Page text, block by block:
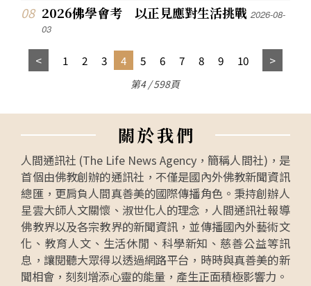
2026佛學會考 以正見應對生活挑戰2026-08-
03
1 2 3 4 5 6 7 8 9 10
第4 / 598頁
關於我們
人間通訊社 (The Life News Agency，簡稱人間社)，是
首個由佛教創辦的通訊社，不僅是國內外佛教新聞資訊
總匯，更肩負人間真善美的國際傳播角色。秉持創辦人
星雲大師人文關懷、淑世化人的理念，人間通訊社報導
佛教界以及各宗教界的新聞資訊，並傳播國內外藝術文
化、教育人文、生活休閒、科學新知、慈善公益等訊
息，讓閱聽大眾得以透過網路平台，時時與真善美的新
聞相會，刻刻增添心靈的能量，產生正面積極影響力。